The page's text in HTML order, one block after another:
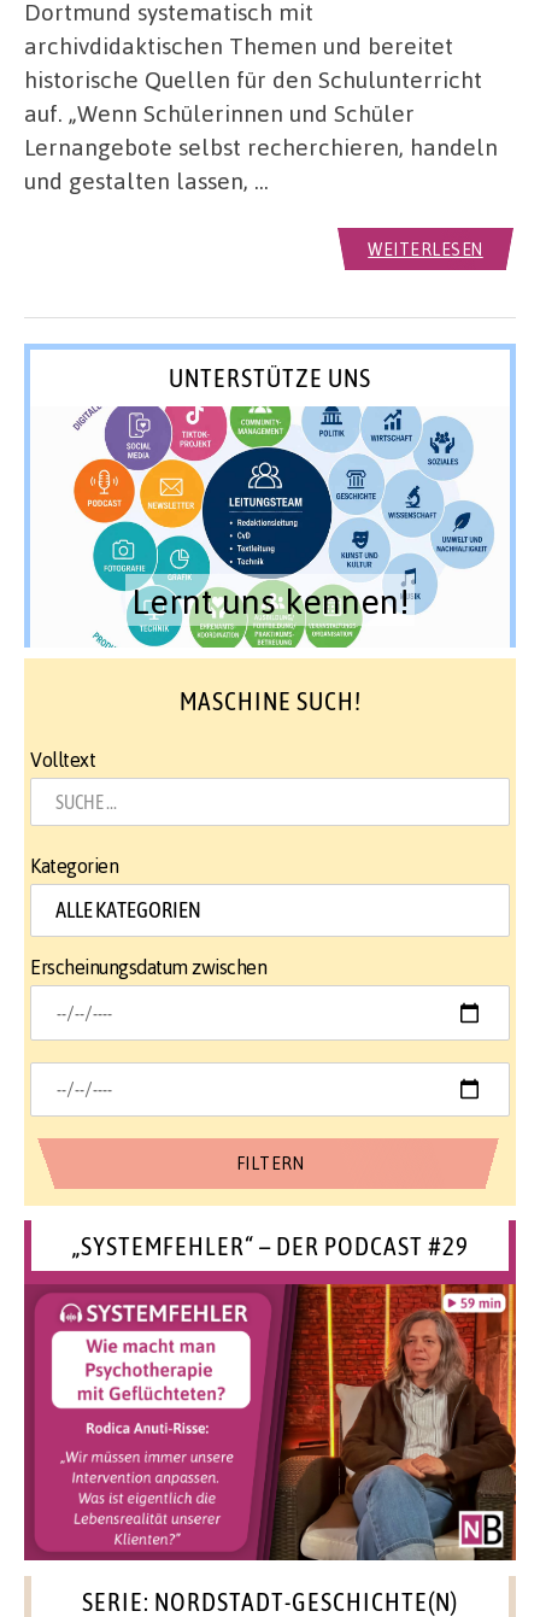
Dortmund systematisch mit
archivdidaktischen Themen und bereitet
historische Quellen für den Schulunterricht
auf. „Wenn Schülerinnen und Schüler
Lernangebote selbst recherchieren, handeln
und gestalten lassen, …
WEITERLESEN
UNTERSTÜTZE UNS
Lernt uns kennen!
MASCHINE SUCH!
Volltext
Kategorien
Erscheinungsdatum zwischen
„SYSTEMFEHLER“ – DER PODCAST #29
SERIE: NORDSTADT-GESCHICHTE(N)